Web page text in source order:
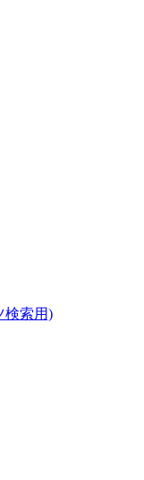
検索用)